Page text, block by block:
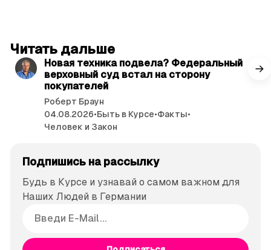
Читать дальше
Новая техника подвела? Федеральный
верховный суд встал на сторону
покупателей
Роберт Браун
04.08.2026•Быть в Курсе•Факты•
Человек и Закон
Подпишись на рассылку
Будь в Курсе и узнавай о самом важном для
Наших Людей в Германии